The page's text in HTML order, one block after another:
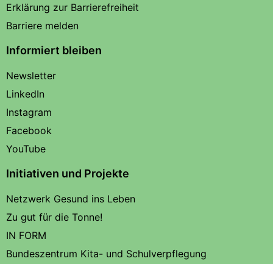
Erklärung zur Barrierefreiheit
Barriere melden
Informiert bleiben
Newsletter
LinkedIn
Instagram
Facebook
YouTube
Initiativen und Projekte
Netzwerk Gesund ins Leben
Zu gut für die Tonne!
IN FORM
Bundeszentrum Kita- und Schulverpflegung